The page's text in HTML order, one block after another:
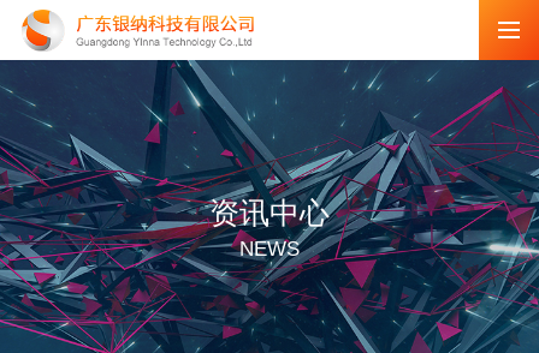
资讯中心
NEWS